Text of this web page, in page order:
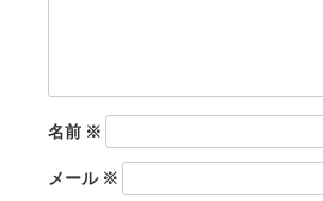
名前 ※
メール※